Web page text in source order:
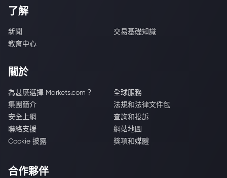
了解
新聞
交易基礎知識
教育中心
關於
為甚麼選擇 Markets.com？
全球服務
集團簡介
法規和法律文件包
安全上網
查詢和投訴
聯絡支援
網站地圖
Cookie 披露
獎項和媒體
合作夥伴